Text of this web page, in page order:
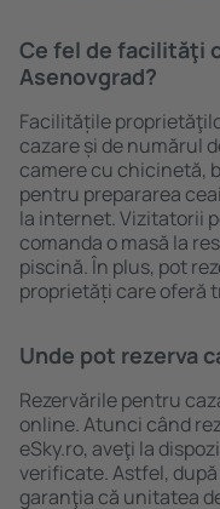
Ce fel de facilităţi
Asenovgrad?
Facilitățile
cazare și de numărul
camere cu chicinetă,
pentru prepararea
la internet. Vizitatorii
comanda o masă la
piscină. În plus, pot
proprietăți care oferă
Unde pot rezerva
Rezervările pentru
online. Atunci când
eSky.ro, aveţi la
verificate. Astfel,
garanţia că unitatea